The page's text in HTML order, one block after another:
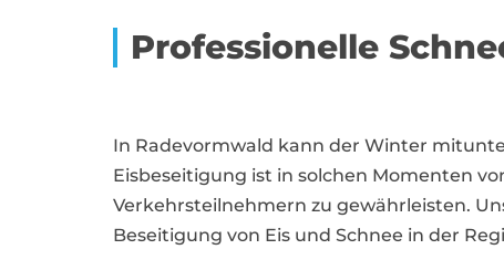
Professionelle
In Radevormwald kann der Winter
Eisbeseitigung ist in solchen Momenten
Verkehrsteilnehmern zu gewährleisten.
Beseitigung von Eis und Schnee in der